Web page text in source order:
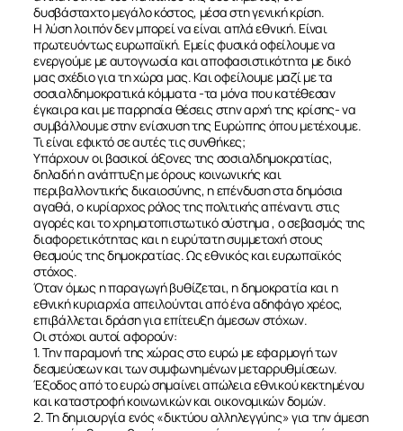
δυσβάσταχτο μεγάλο κόστος, μέσα στη γενική κρίση.
Η λύση λοιπόν δεν μπορεί να είναι απλά εθνική. Είναι
πρωτευόντως ευρωπαϊκή. Εμείς φυσικά οφείλουμε να
ενεργούμε με αυτογνωσία και αποφασιστικότητα με δικό
μας σχέδιο για τη χώρα μας. Και οφείλουμε μαζί με τα
σοσιαλδημοκρατικά κόμματα -τα μόνα που κατέθεσαν
έγκαιρα και με παρρησία θέσεις στην αρχή της κρίσης- να
συμβάλλουμε στην ενίσχυση της Ευρώπης όπου μετέχουμε.
Τι είναι εφικτό σε αυτές τις συνθήκες;
Υπάρχουν οι βασικοί άξονες της σοσιαλδημοκρατίας,
δηλαδή η ανάπτυξη με όρους κοινωνικής και
περιβαλλοντικής δικαιοσύνης, η επένδυση στα δημόσια
αγαθά, ο κυρίαρχος ρόλος της πολιτικής απέναντι στις
αγορές και το χρηματοπιστωτικό σύστημα , ο σεβασμός της
διαφορετικότητας και η ευρύτατη συμμετοχή στους
θεσμούς της δημοκρατίας. Ως εθνικός και ευρωπαϊκός
στόχος.
Όταν όμως η παραγωγή βυθίζεται, η δημοκρατία και η
εθνική κυριαρχία απειλούνται από ένα αδηφάγο χρέος,
επιβάλλεται δράση για επίτευξη άμεσων στόχων.
Οι στόχοι αυτοί αφορούν:
1. Την παραμονή της χώρας στο ευρώ με εφαρμογή των
δεσμεύσεων και των συμφωνημένων μεταρρυθμίσεων.
Έξοδος από το ευρώ σημαίνει απώλεια εθνικού κεκτημένου
και καταστροφή κοινωνικών και οικονομικών δομών.
2. Τη δημιουργία ενός «δικτύου αλληλεγγύης» για την άμεση